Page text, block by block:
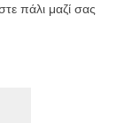
πάλι μαζί σας